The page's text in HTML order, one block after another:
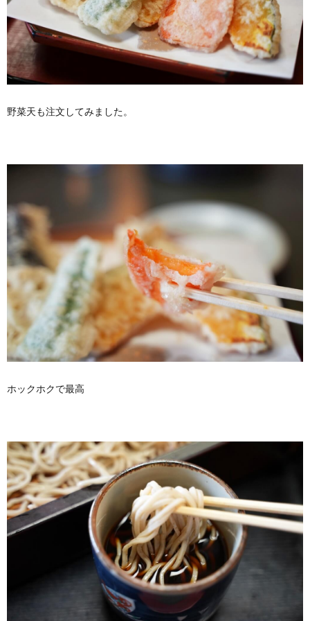
野菜天も注文してみました。
ホックホクで最高